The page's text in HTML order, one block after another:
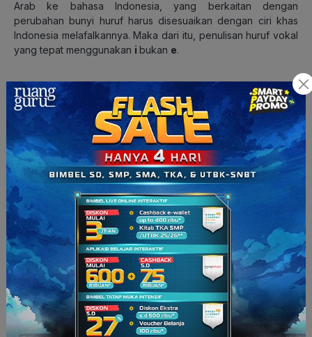
Arab ke bahasa Indonesia, yang berkaitan dengan
perubahan bunyi huruf harus disesuaikan dengan ciri khas
Indonesia melafalkannya. Maka dari itu, penulisan huruf vokal
yang tepat menggunakan i bukan e.
9. Resiko atau Risiko?